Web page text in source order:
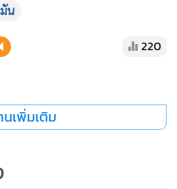
งานอื่นช่วยกันเช่นเดิม แต่ก็อยู่ที่
ดออกมาทุกครั้งจะด้วยเหตุผล
ห้ประชาชนตกใจหรือเข้าใจผิดไว้
ทต่อหน่วยซึ่งก็ไม่ใช่ความจริง
นวโน้มจะขึ้นเมื่อไหร่นั้น นายพีระ
น
220
นเพิ่มเติม